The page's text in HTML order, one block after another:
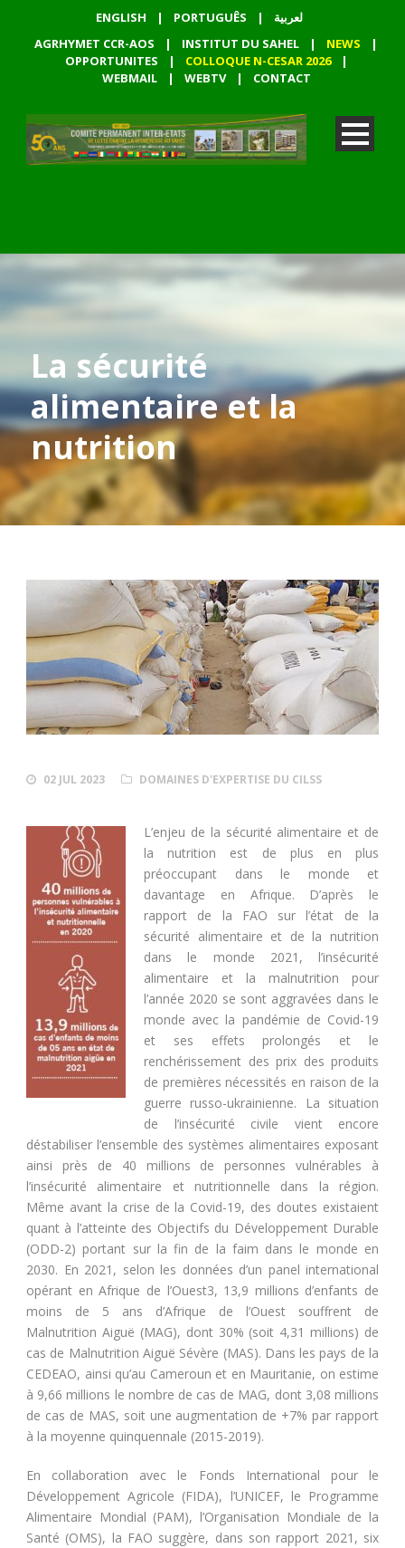
ENGLISH | PORTUGUÊS |
لعربية
AGRHYMET CCR-AOS
| INSTITUT DU SAHEL | NEWS
|
OPPORTUNITES
| COLLOQUE N-CESAR 2026
|
WEBMAIL
| WEBTV | CONTACT
La sécurité
alimentaire et la
nutrition
02 JUL 2023 DOMAINES D'EXPERTISE DU CILSS
L’enjeu de la sécurité alimentaire et de
la nutrition est de plus en plus
préoccupant dans le monde et
davantage en Afrique. D’après le
rapport de la FAO sur l’état de la
sécurité alimentaire et de la nutrition
dans le monde 2021, l’insécurité
alimentaire et la malnutrition pour
l’année 2020 se sont aggravées dans le
monde avec la pandémie de Covid-19
et ses effets prolongés et le
renchérissement des prix des produits
de premières nécessités en raison de la
guerre russo-ukrainienne. La situation
de l’insécurité civile vient encore
déstabiliser l’ensemble des systèmes alimentaires exposant
ainsi près de 40 millions de personnes vulnérables à
l’insécurité alimentaire et nutritionnelle dans la région.
Même avant la crise de la Covid-19, des doutes existaient
quant à l’atteinte des Objectifs du Développement Durable
(ODD-2) portant sur la fin de la faim dans le monde en
2030. En 2021, selon les données d’un panel international
opérant en Afrique de l’Ouest3, 13,9 millions d’enfants de
moins de 5 ans d’Afrique de l’Ouest souffrent de
Malnutrition Aiguë (MAG), dont 30% (soit 4,31 millions) de
cas de Malnutrition Aiguë Sévère (MAS). Dans les pays de la
CEDEAO, ainsi qu’au Cameroun et en Mauritanie, on estime
à 9,66 millions le nombre de cas de MAG, dont 3,08 millions
de cas de MAS, soit une augmentation de +7% par rapport
à la moyenne quinquennale (2015-2019).
En collaboration avec le Fonds International pour le
Développement Agricole (FIDA), l’UNICEF, le Programme
Alimentaire Mondial (PAM), l’Organisation Mondiale de la
Santé (OMS), la FAO suggère, dans son rapport 2021, six